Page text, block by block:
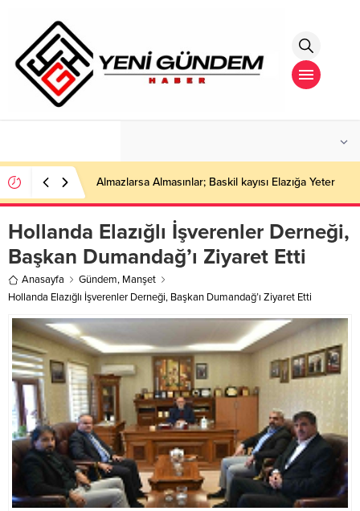
Almazlarsa Almasınlar; Baskil kayısı Elazığa Yeter
Hollanda Elazığlı İşverenler Derneği,
Başkan Dumandağ’ı Ziyaret Etti
Anasayfa Gündem, Manşet
Hollanda Elazığlı İşverenler Derneği, Başkan Dumandağ’ı Ziyaret Etti